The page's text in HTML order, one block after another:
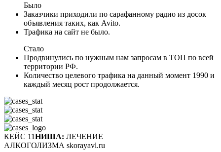
Было
Заказчики приходили по сарафанному радио из досок
объявления таких, как Avito.
Трафика на сайт не было.
Стало
Продвинулись по нужным нам запросам в ТОП по всей
территории РФ.
Количество целевого трафика на данный момент 1990 и
каждый месяц рост продолжается.
КЕЙС 11НИША: ЛЕЧЕНИЕ
АЛКОГОЛИЗМА skorayavl.ru